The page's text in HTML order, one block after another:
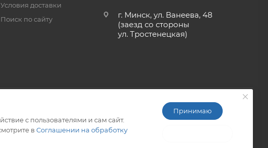
Условия доставки
Поиск по сайту
г. Минск, ул. Ванеева, 48
(заезд со стороны
ул. Тростенецкая)
Разработка сайтов в Минске
с пользователями и сам сайт.
в Соглашении на обработку
Принимаю